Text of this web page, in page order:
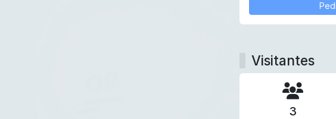
Visitantes
3